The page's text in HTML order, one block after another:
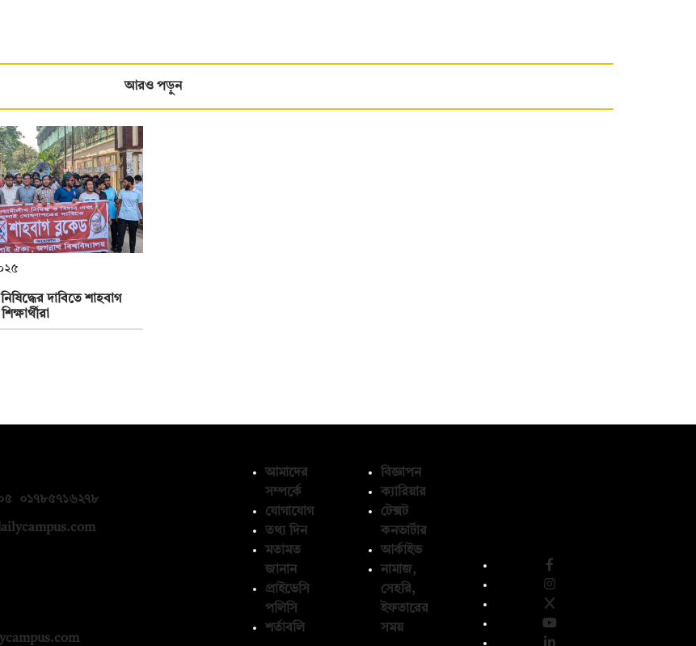
আরও পড়ুন
দাবিতে শাহবাগ
০১৭৮৫৭১৬২৭৮
আমাদের
সম্পর্কে
যোগাযোগ
তথ্য দিন
মতামত
জানান
প্রাইভেসি
পলিসি
শর্তাবলি
বিজ্ঞাপন
ক্যারিয়ার
টেক্সট
কনভার্টার
আর্কাইভ
নামাজ,
সেহরি,
ইফতারের
সময়